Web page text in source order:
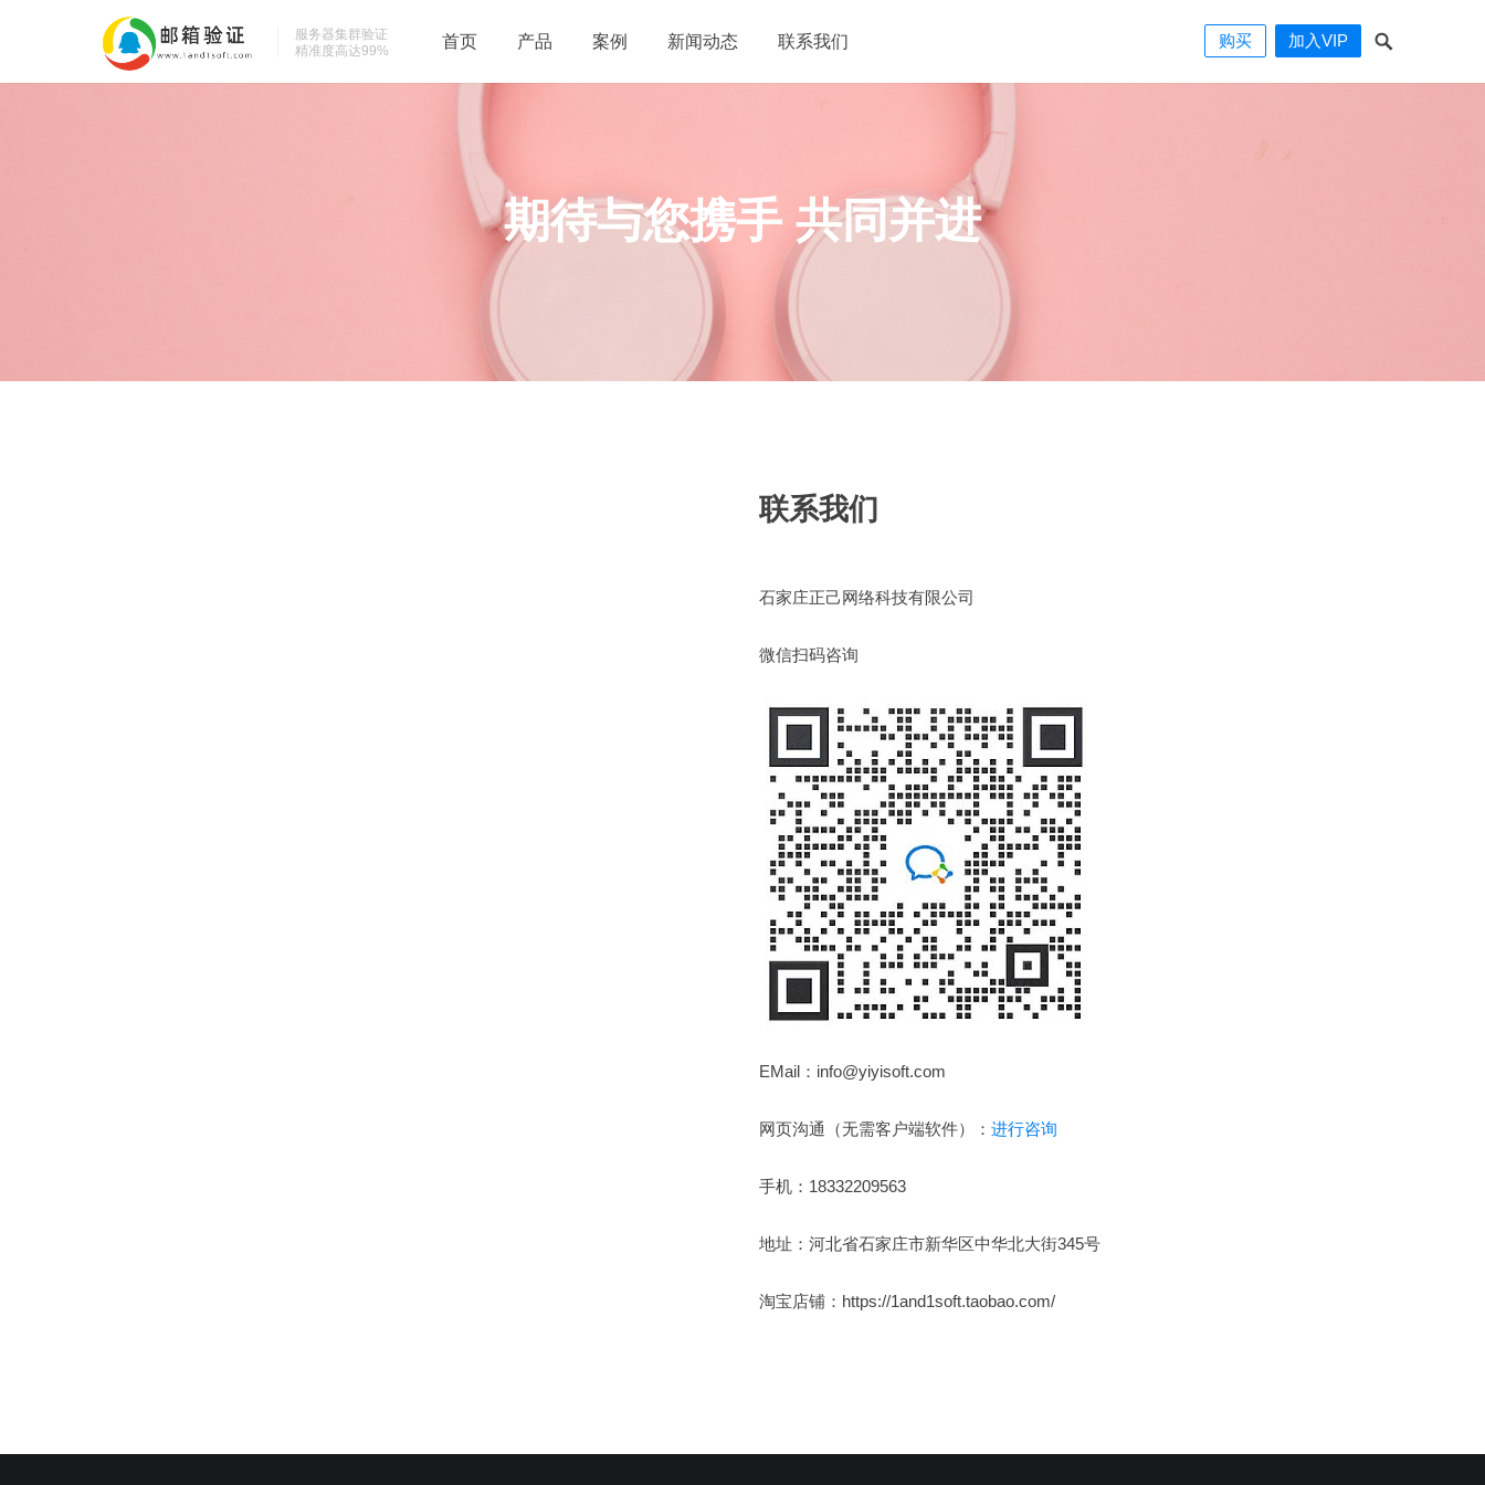
服务器集群验证
精准度高达99%
首页 产品 案例 新闻动态 联系我们 购买 加入VIP
期待与您携手 共同并进
联系我们
石家庄正己网络科技有限公司
微信扫码咨询
EMail：info@yiyisoft.com
网页沟通（无需客户端软件）： 进行咨询
手机：18332209563
地址：河北省石家庄市新华区中华北大街345号
淘宝店铺：https://1and1soft.taobao.com/